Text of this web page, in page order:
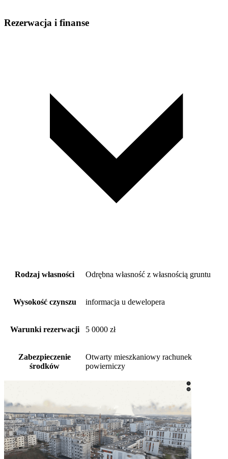
Rezerwacja i finanse
Rodzaj własności Odrębna własność z własnością gruntu
Wysokość czynszu informacja u dewelopera
Warunki rezerwacji 5 0000 zł
Zabezpieczenie
środków
Otwarty mieszkaniowy rachunek
powierniczy